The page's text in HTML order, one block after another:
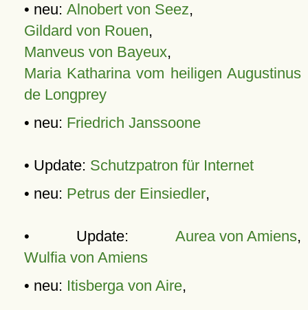
• neu: Alnobert von Seez,
Gildard von Rouen,
Manveus von Bayeux,
Maria Katharina vom heiligen Augustinus
de Longprey
• neu: Friedrich Janssoone
• Update: Schutzpatron für Internet
• neu: Petrus der Einsiedler,
• Update: Aurea von Amiens,
Wulfia von Amiens
• neu: Itisberga von Aire,